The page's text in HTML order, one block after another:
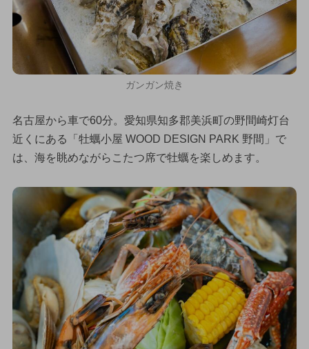
ガンガン焼き
名古屋から車で60分。愛知県知多郡美浜町の野間崎灯台
近くにある「牡蠣小屋 WOOD DESIGN PARK 野間」で
は、海を眺めながらこたつ席で牡蠣を楽しめます。